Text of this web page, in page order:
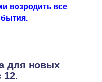
возродить все
бытия.
для новых
12.